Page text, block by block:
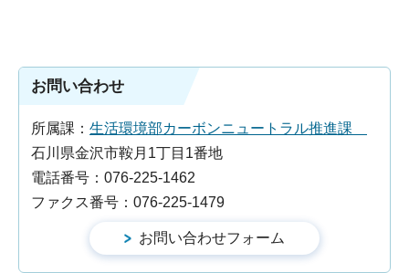
お問い合わせ
所属課： 生活環境部カーボンニュートラル推進課
石川県金沢市鞍月1丁目1番地
電話番号：076-225-1462
ファクス番号：076-225-1479